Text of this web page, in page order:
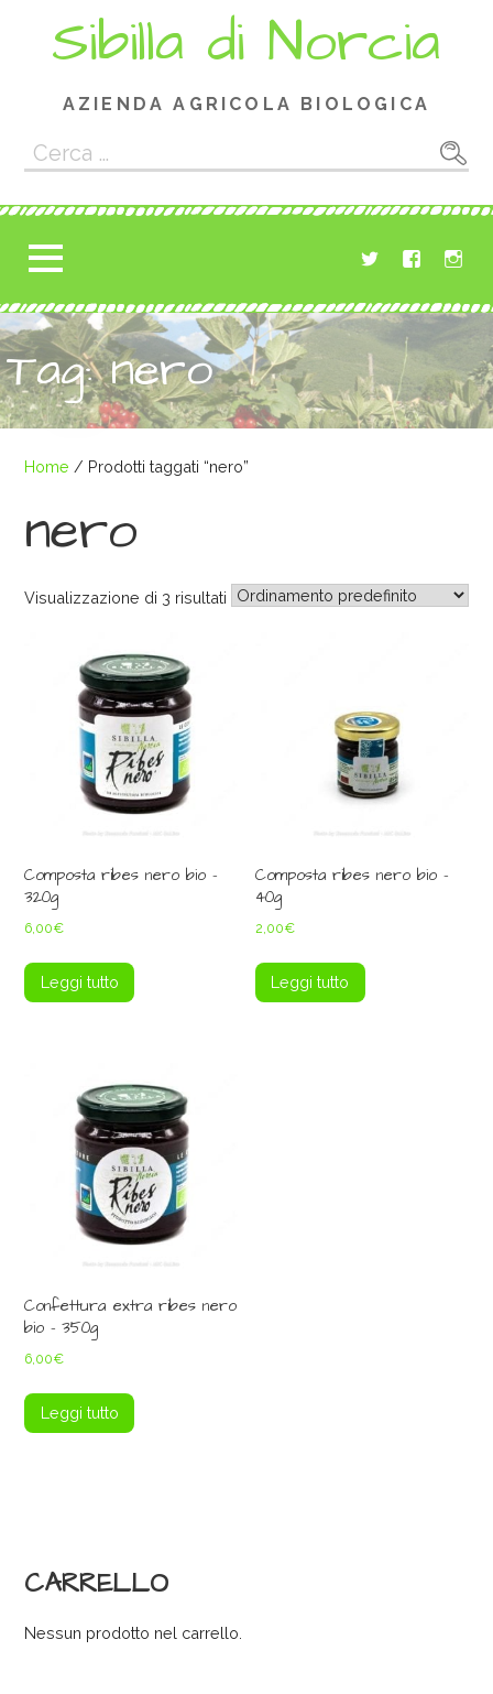
Sibilla di Norcia
AZIENDA AGRICOLA BIOLOGICA
Ricerca
per:
Tag: nero
Home / Prodotti taggati “nero”
nero
Visualizzazione di 3 risultati
Composta ribes nero bio –
320g
6,00€
Leggi tutto
Composta ribes nero bio –
40g
2,00€
Leggi tutto
Confettura extra ribes nero
bio – 350g
6,00€
Leggi tutto
CARRELLO
Nessun prodotto nel carrello.